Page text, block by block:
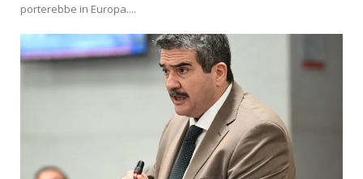
porterebbe in Europa....